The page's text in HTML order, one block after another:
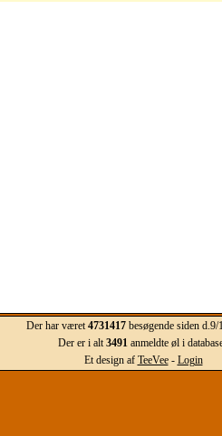
Der har været4731417besøgende siden d.9/
Der er i alt3491anmeldte øl i
Et design af TeeVee- Login